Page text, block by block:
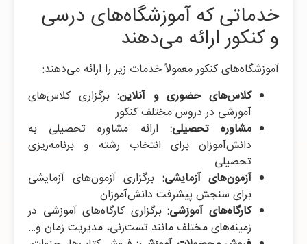
خدماتی که آموزشگاه‌های درسی
و کنکور ارائه می‌دهند
آموزشگاه‌های کنکور معمولاً خدمات زیر را ارائه می‌دهند:
کلاس‌های حضوری و آنلاین:برگزاری کلاس‌های
آموزشی در دروس مختلف کنکور
مشاوره تحصیلی: ارائه مشاوره تحصیلی به
دانش‌آموزان برای انتخاب رشته و برنامه‌ریزی
تحصیلی
آزمون‌های آزمایشی: برگزاری آزمون‌های آزمایشی
برای سنجش پیشرفت دانش‌آموزان
کارگاه‌های آموزشی:برگزاری کارگاه‌های آموزشی در
زمینه‌های مختلف مانند تست‌زنی، مدیریت زمان و…